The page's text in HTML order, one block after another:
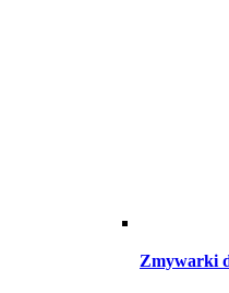
Zmywarki